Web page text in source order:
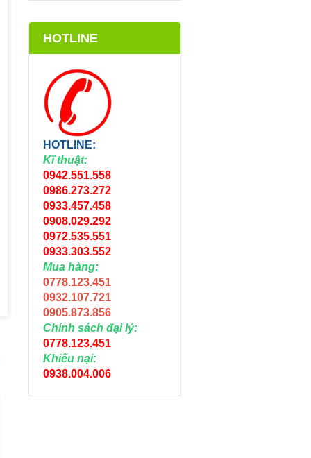
HOTLINE
HOTLINE:
Kĩ thuật:
0942.551.558
0986.273.272
0933.457.458
0908.029.292
0972.535.551
0933.303.552
Mua hàng:
0778.123.451
0932.107.721
0905.873.856
Chính sách đại lý:
0778.123.451
Khiếu nại:
0938.004.006